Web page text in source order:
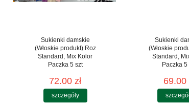
Sukienki damskie
(Włoskie produkt) Roz
Standard, Mix Kolor
Paczka 5 szt
72.00 zł
szczegóły
Sukienki
(Włoskie
Standard,
Paczka 5
69.00